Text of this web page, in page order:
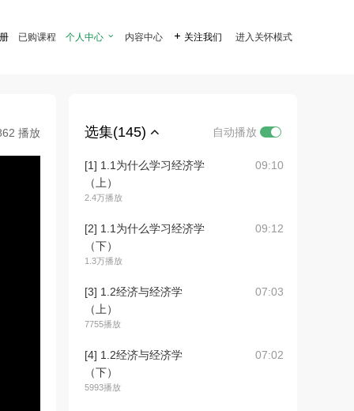
已购课程 个人中心  内容中心  关注我们 进入关怀模式
播放 选集(145) 自动播放
[1] 1.1为什么学习经济学
（上）
2.4万播放
09:10
[2] 1.1为什么学习经济学
（下）
1.3万播放
09:12
[3] 1.2经济与经济学
（上）
7755播放
07:03
[4] 1.2经济与经济学
（下）
5993播放
07:02